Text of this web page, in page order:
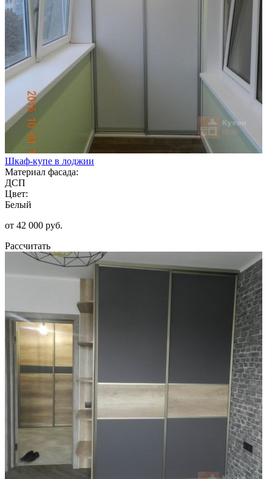
Шкаф-купе в лоджии
Материал фасада:
ДСП
Цвет:
Белый
от 42 000 руб.
Рассчитать